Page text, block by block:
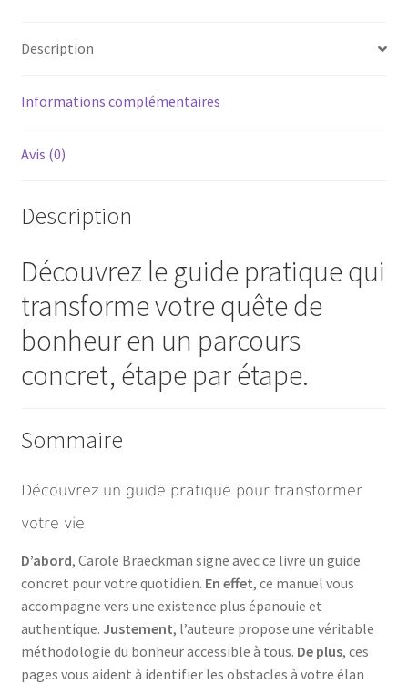
Description
Informations complémentaires
Avis (0)
Description
Découvrez le guide pratique qui
transforme votre quête de
bonheur en un parcours
concret, étape par étape.
Sommaire
Découvrez un guide pratique pour transformer
votre vie
D’abord, Carole Braeckman signe avec ce livre un guide
concret pour votre quotidien. En effet, ce manuel vous
accompagne vers une existence plus épanouie et
authentique. Justement, l’auteure propose une véritable
méthodologie du bonheur accessible à tous. De plus, ces
pages vous aident à identifier les obstacles à votre élan